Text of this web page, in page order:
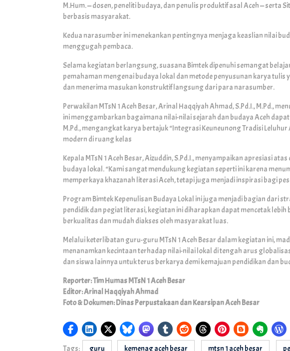
M.Hum. — dosen, peneliti budaya, dan penulis produktif asal Aceh — serta
berbasis masyarakat.
Kedua narasumber ini menekankan pentingnya menjaga keaslian nilai
menggugah pembaca.
Selama kegiatan berlangsung, suasana Bimtek dipenuhi semangat
pemahaman mengenai budaya lokal dan metode penyusunan karya
dan menerima masukan konstruktif langsung dari para narasumber.
Perwakilan MTsN 1 Aceh Besar, Arinal Haqqiyah Ahmad, S.Pd.I., M.Pd.,
ini menggambarkan bagaimana nilai-nilai sejarah dan budaya Aceh
M.Pd., mengangkat karya bertajuk “Integrasi Keuneunong Tradisi
modern di ruang kelas
Kepala MTsN 1 Aceh Besar, Aizuddin, S.Pd.I., menyampaikan apresiasi
budaya lokal. “Kami sangat mendukung kegiatan seperti ini karena
memperkaya khazanah literasi Aceh, tetapi juga menjadi inspirasi bagi
Program Bimtek Kepenulisan Budaya Lokal ini juga menjadi bagian dari
pendidik dan pegiat literasi, kegiatan ini diharapkan dapat mencetak
berkualitas dan mudah diakses oleh masyarakat luas.
Melalui keterlibatan guru-guru MTsN 1 Aceh Besar dalam kegiatan ini,
menanamkan kecintaan terhadap nilai-nilai lokal di tengah arus
dan siswa lainnya untuk terus berkarya demi kemajuan pendidikan dan
Reporter: Tim Humas MTsN 1 Aceh Besar
Editor: Arinal Haqqiyah Ahmad
Foto & Dokumen: Dinas Perpustakaan dan Kearsipan Aceh Besar
Tags: guru kemenag aceh besar mtsn 1 aceh besar